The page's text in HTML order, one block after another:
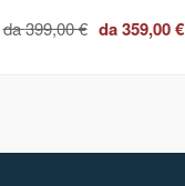
da399,00 € da359,00 €